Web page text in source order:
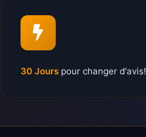
30 Jours pour changer d'avis!